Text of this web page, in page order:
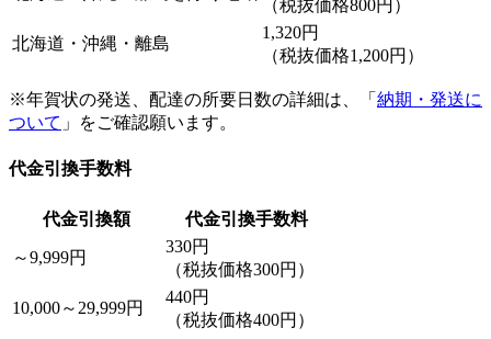
（税抜価格800円）
北海道・沖縄・離島
1,320円
（税抜価格1,200円）
※年賀状の発送、配達の所要日数の詳細は、「 納期・発送に
ついて 」をご確認願います。
代金引換手数料
代金引換額 代金引換手数料
～9,999円
330円
（税抜価格300円）
10,000～29,999円
440円
（税抜価格400円）